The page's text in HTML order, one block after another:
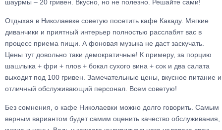
шаурмы – 20 гривен. Вкусно, но не полезно. Решайте сами!
Отдыхая в Николаевке советую посетить кафе Какаду. Мягкие
диванчики и приятный интерьер полностью расслабят вас в
процесс приема пищи. А фоновая музыка не даст заскучать.
Цены тут довольно таки демократичные! К примеру, за порцию
шашлыка + фри + плов + бокал сухого вина + сок и два салата
выходит под 100 гривен. Замечательные цены, вкусное питание и
отличный обслуживающий персонал. Всем советую!
Без сомнения, о кафе Николаевки можно долго говорить. Самым
верным вариантом будет самим оценить качество обслуживания,